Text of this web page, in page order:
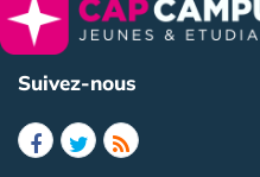
Suivez-nous